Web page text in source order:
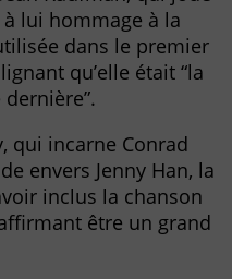
lui hommage à la
dans le premier
qu’elle était “la
dernière”.
qui incarne Conrad
envers Jenny Han, la
inclus la chanson
être un grand